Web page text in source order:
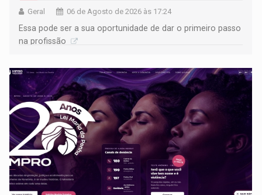
Geral 06 de Agosto de 2026 às 17:24
Essa pode ser a sua oportunidade de dar o primeiro passo
na profissão